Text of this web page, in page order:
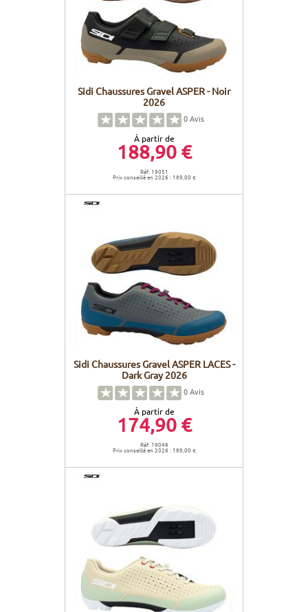
Sidi Chaussures Gravel ASPER - Noir
2026
0Avis
À partir de
188,90 €
Réf. 19051
Prix conseillé en 2026 : 189,00 €
Sidi Chaussures Gravel ASPER LACES -
Dark Gray 2026
0Avis
À partir de
174,90 €
Réf. 19048
Prix conseillé en 2026 : 189,00 €